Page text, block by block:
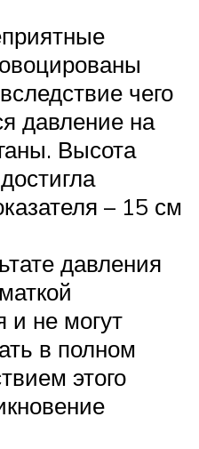
чего
давление на
Высота
– 15 см
давления
не могут
в полном
этого